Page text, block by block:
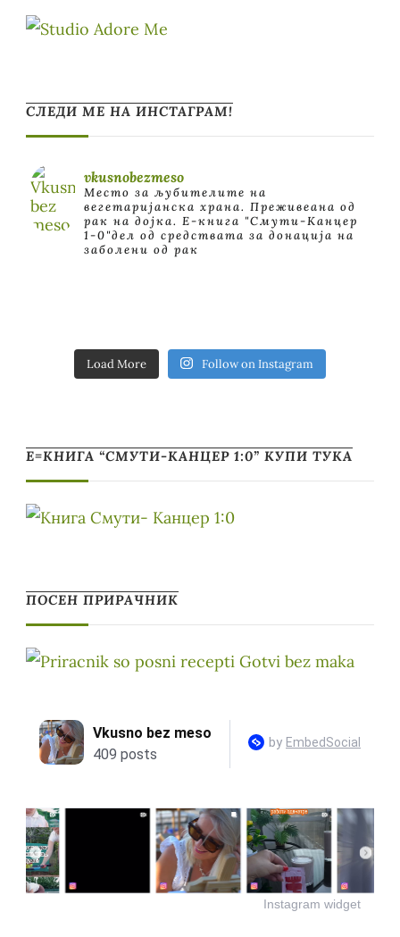
СЛЕДИ МЕ НА ИНСТАГРАМ!
vkusnobezmeso
Место за љубителите на
вегетаријанска храна. Преживеана од
рак на дојка. E-книга "Смути-Канцер
1-0"дел од средствата за донација на
заболени од рак
Load More Follow on Instagram
Е=КНИГА “СМУТИ-КАНЦЕР 1:0” КУПИ ТУКА
ПОСЕН ПРИРАЧНИК
Instagram widget